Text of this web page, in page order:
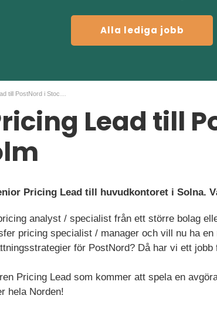
Alla lediga jobb
Lead till
Pricing Lead till huvudkontoret i Solna.
analyst / specialist från ett större bolag
pricing specialist / manager och vill nu ha
för PostNord? Då har vi ett jobb
Pricing Lead som kommer att spela en
hela Norden!